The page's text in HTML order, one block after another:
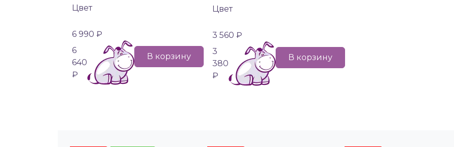
Цвет
6 990 ₽
6
640
₽
В корзину
Цвет
3 560 ₽
3
380
₽
В корзину